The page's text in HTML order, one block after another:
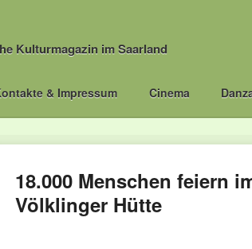
Kulturmagazin im Saarland
& Impressum Cinema
18.000 Menschen feiern
Völklinger Hütte